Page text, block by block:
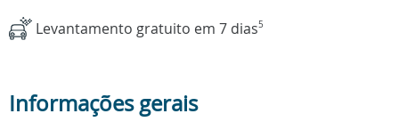
Levantamento gratuito em 7 dias5
Informações gerais